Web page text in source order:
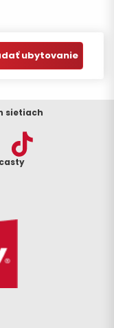
ubytovanie
sietiach